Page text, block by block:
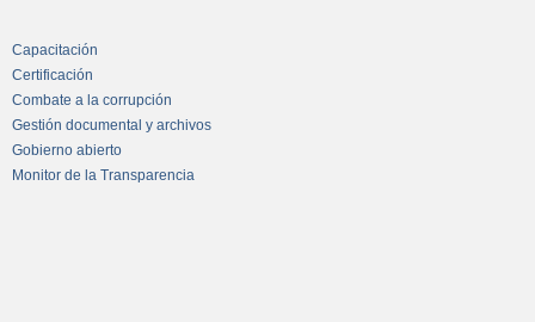
Capacitación
Certificación
Combate a la corrupción
Gestión documental y archivos
Gobierno abierto
Monitor de la Transparencia